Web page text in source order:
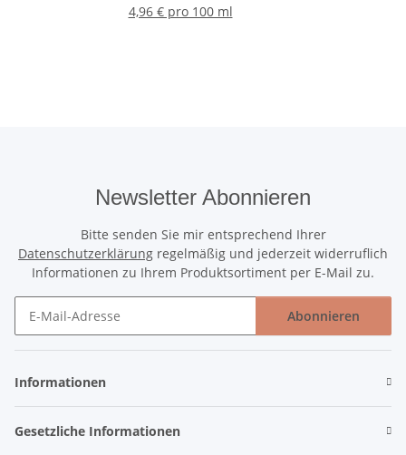
4,96 € pro 100 ml
Newsletter Abonnieren
Bitte senden Sie mir entsprechend Ihrer
Datenschutzerklärung regelmäßig und jederzeit widerruflich
Informationen zu Ihrem Produktsortiment per E-Mail zu.
Abonnieren
Informationen
Gesetzliche Informationen